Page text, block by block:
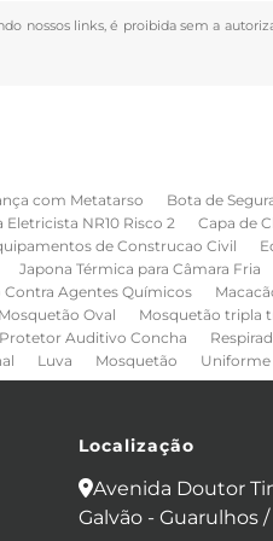
nossos links, é proibida sem a
com Metatarso
Bota de
Eletricista NR10 Risco 2
Capa de
de Construcao Civil
Japona Térmica para Câmara Fria
Contra Agentes Químicos
Mosquetão Oval Mosquetão tripla
Protetor Auditivo Concha
Luva Mosquetão Uniforme
Localização
Avenida Doutor
Galvão - Guarulhos /